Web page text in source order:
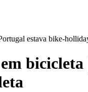
estava bike-
em